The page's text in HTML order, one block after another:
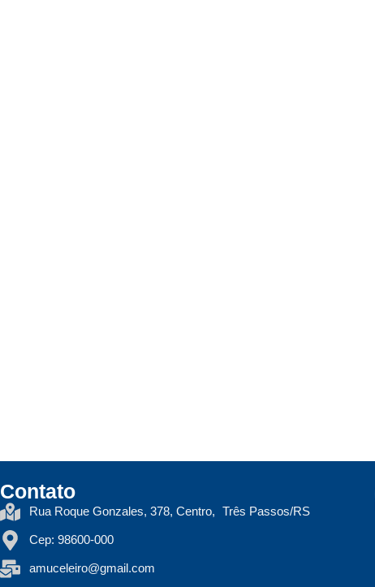
Contato
Rua Roque Gonzales, 378, Centro, Três Passos/RS
Cep: 98600-000
amuceleiro@gmail.com